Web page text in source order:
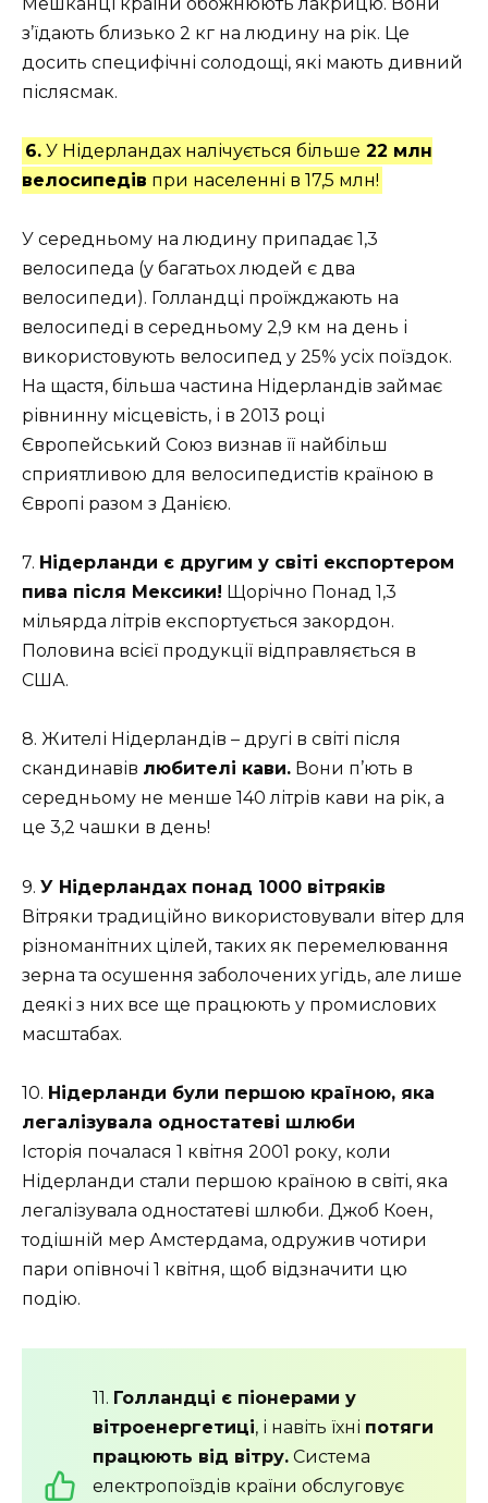
з’їдають близько 2 кг на людину на рік. Це
досить специфічні солодощі, які мають дивний
післясмак.
6. У Нідерландах налічується більше 22 млн
велосипедів при населенні в 17,5 млн!
У середньому на людину припадає 1,3
велосипеда (у багатьох людей є два
велосипеди). Голландці проїжджають на
велосипеді в середньому 2,9 км на день і
використовують велосипед у 25% усіх поїздок.
На щастя, більша частина Нідерландів займає
рівнинну місцевість, і в 2013 році
Європейський Союз визнав її найбільш
сприятливою для велосипедистів країною в
Європі разом з Данією.
7. Нідерланди є другим у світі експортером
пива після Мексики! Щорічно Понад 1,3
мільярда літрів експортується закордон.
Половина всієї продукції відправляється в
США.
8. Жителі Нідерландів – другі в світі після
скандинавів любителі кави. Вони п’ють в
середньому не менше 140 літрів кави на рік, а
це 3,2 чашки в день!
9. У Нідерландах понад 1000 вітряків
Вітряки традиційно використовували вітер для
різноманітних цілей, таких як перемелювання
зерна та осушення заболочених угідь, але лише
деякі з них все ще працюють у промислових
масштабах.
10. Нідерланди були першою країною, яка
легалізувала одностатеві шлюби
Історія почалася 1 квітня 2001 року, коли
Нідерланди стали першою країною в світі, яка
легалізувала одностатеві шлюби. Джоб Коен,
тодішній мер Амстердама, одружив чотири
пари опівночі 1 квітня, щоб відзначити цю
подію.
11. Голландці є піонерами у
вітроенергетиці, і навіть їхні потяги
працюють від вітру. Система
електропоїздів країни обслуговує